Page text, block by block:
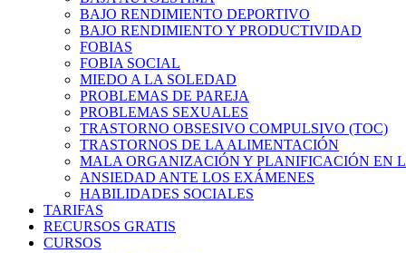
BAJO RENDIMIENTO DEPORTIVO
BAJO RENDIMIENTO Y PRODUCTIVIDAD
FOBIAS
FOBIA SOCIAL
MIEDO A LA SOLEDAD
PROBLEMAS DE PAREJA
PROBLEMAS SEXUALES
TRASTORNO OBSESIVO COMPULSIVO (TOC)
TRASTORNOS DE LA ALIMENTACIÓN
MALA ORGANIZACIÓN Y PLANIFICACIÓN EN
ANSIEDAD ANTE LOS EXÁMENES
HABILIDADES SOCIALES
TARIFAS
RECURSOS GRATIS
CURSOS